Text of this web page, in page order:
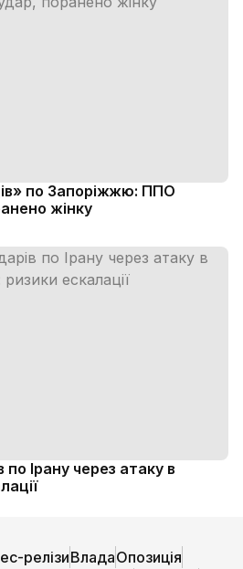
по Запоріжжю: ППО
жінку
Ірану через атаку в
релізиВладаОпозиція